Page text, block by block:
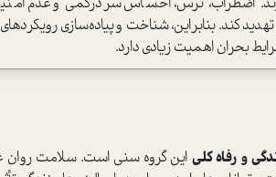
کند. بنابراین، شناخت و پیاده‌سازی رویکردهای
بحران اهمیت زیادی دارد.
و رفاه کلی این گروه سنی است. سلامت روان